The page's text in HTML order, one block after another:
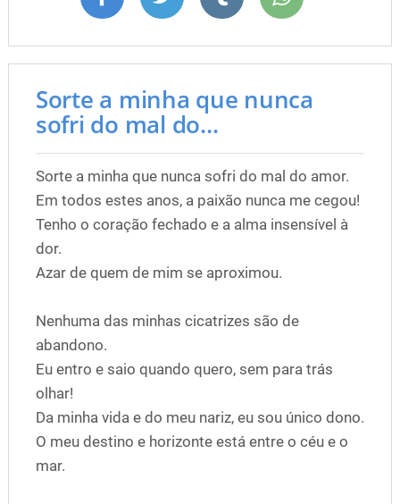
Sorte a minha que nunca
sofri do mal do...
Sorte a minha que nunca sofri do mal do amor.
Em todos estes anos, a paixão nunca me cegou!
Tenho o coração fechado e a alma insensível à
dor.
Azar de quem de mim se aproximou.
Nenhuma das minhas cicatrizes são de
abandono.
Eu entro e saio quando quero, sem para trás
olhar!
Da minha vida e do meu nariz, eu sou único dono.
O meu destino e horizonte está entre o céu e o
mar.